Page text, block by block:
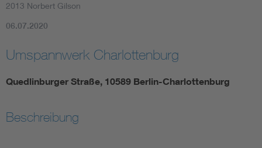
2013 Norbert Gilson
06.07.2020
Umspannwerk Charlottenburg
Quedlinburger Straße, 10589 Berlin-Charlottenburg
Beschreibung